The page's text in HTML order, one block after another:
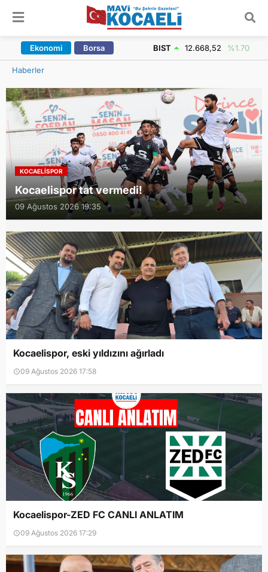
Ekonomi Borsa BIST 12.668,52 %1.70
Haberler
KOCAELISPOR
Uğur Kaan Yıldız: Bu takım başaracak inşallah!
10 Ağustos 2026 00:03
Kocaelispor, eski yıldızını ağırladı
09 Ağustos 2026 17:58
Kocaelispor-ZED FC CANLI ANLATIM
09 Ağustos 2026 17:29